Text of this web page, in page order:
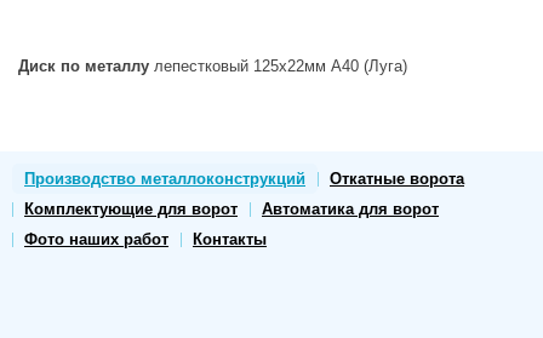
Диск по металлу лепестковый 125х22мм А40 (Луга)
Производство металлоконструкций
Откатные ворота
Комплектующие для ворот
Автоматика для ворот
Фото наших работ
Контакты